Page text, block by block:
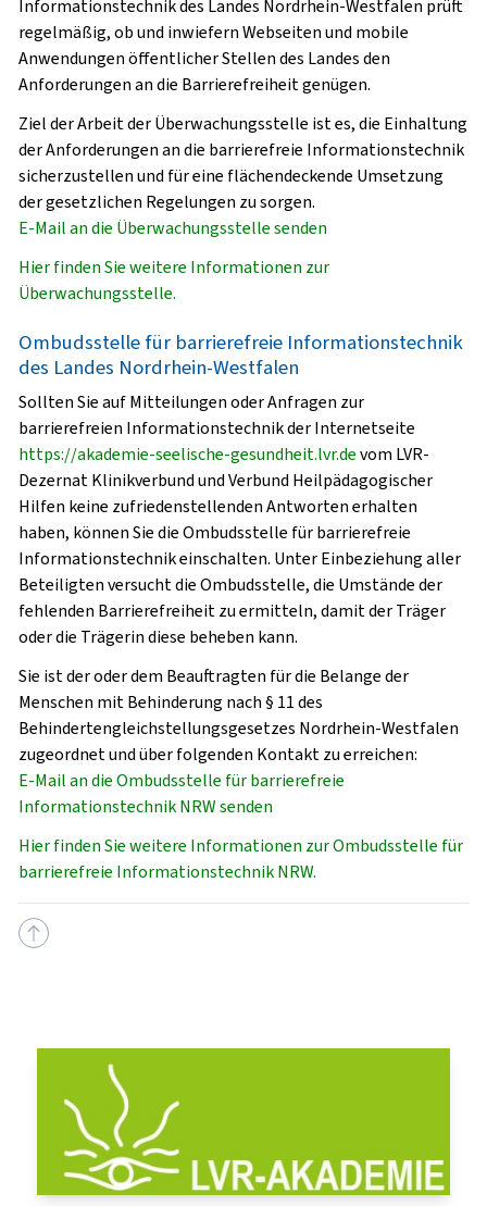
Informationstechnik des Landes Nordrhein-Westfalen prüft
regelmäßig, ob und inwiefern Webseiten und mobile
Anwendungen öffentlicher Stellen des Landes den
Anforderungen an die Barrierefreiheit genügen.
Ziel der Arbeit der Überwachungsstelle ist es, die Einhaltung
der Anforderungen an die barrierefreie Informationstechnik
sicherzustellen und für eine flächendeckende Umsetzung
der gesetzlichen Regelungen zu sorgen.
E-Mail an die Überwachungsstelle senden
Hier finden Sie weitere Informationen zur
Überwachungsstelle.
Ombudsstelle für barrierefreie Informationstechnik
des Landes Nordrhein-Westfalen
Sollten Sie auf Mitteilungen oder Anfragen zur
barrierefreien Informationstechnik der Internetseite
https://akademie-seelische-gesundheit.lvr.devom LVR-
Dezernat Klinikverbund und Verbund Heilpädagogischer
Hilfen keine zufriedenstellenden Antworten erhalten
haben, können Sie die Ombudsstelle für barrierefreie
Informationstechnik einschalten. Unter Einbeziehung aller
Beteiligten versucht die Ombudsstelle, die Umstände der
fehlenden Barrierefreiheit zu ermitteln, damit der Träger
oder die Trägerin diese beheben kann.
Sie ist der oder dem Beauftragten für die Belange der
Menschen mit Behinderung nach § 11 des
Behindertengleichstellungsgesetzes Nordrhein-Westfalen
zugeordnet und über folgenden Kontakt zu erreichen:
E-Mail an die Ombudsstelle für barrierefreie
Informationstechnik NRW senden
Hier finden Sie weitere Informationen zur Ombudsstelle für
barrierefreie Informationstechnik NRW.